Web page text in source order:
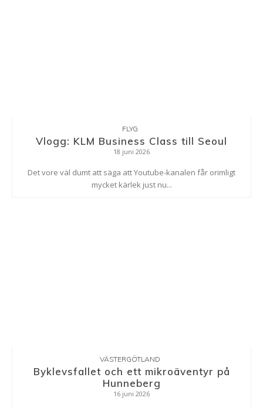
FLYG
Vlogg: KLM Business Class till Seoul
18 juni 2026
Det vore väl dumt att säga att Youtube-kanalen får orimligt
mycket kärlek just nu...
VÄSTERGÖTLAND
Byklevsfallet och ett mikroäventyr på
Hunneberg
16 juni 2026